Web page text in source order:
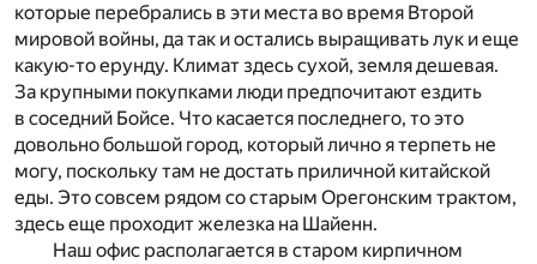
которые перебрались в эти места во время Второй
мировой войны, да так и остались выращивать лук и еще
какую-то ерунду. Климат здесь сухой, земля дешевая.
За крупными покупками люди предпочитают ездить
в соседний Бойсе. Что касается последнего, то это
довольно большой город, который лично я терпеть не
могу, поскольку там не достать приличной китайской
еды. Это совсем рядом со старым Орегонским трактом,
здесь еще проходит железка на Шайенн.
Наш офис располагается в старом кирпичном